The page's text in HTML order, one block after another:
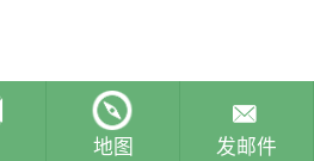
地图 发邮件